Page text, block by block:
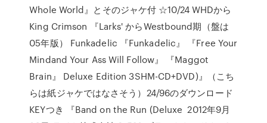
Whole World』とそのジャケ付 ☆10/24 WHDから
King Crimson 『Larks' からWestbound期（盤は
05年版） Funkadelic 『Funkadelic』 『Free Your
Mindand Your Ass Will Follow』 『Maggot
Brain』 Deluxe Edition 3SHM-CD+DVD)』（こち
らは紙ジャケではなさそう）24/96のダウンロード
KEYつき 『Band on the Run (Deluxe 2012年9月